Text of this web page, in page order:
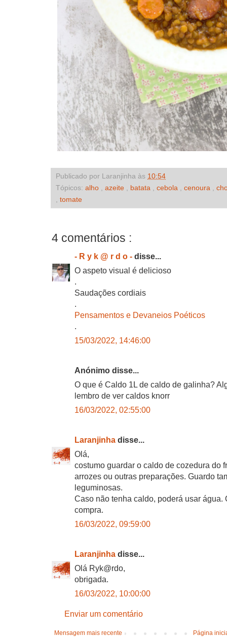
Publicado por Laranjinha às 10:54
Tópicos: alho azeite batata cebola cenoura
tomate
4 comentários :
- R y k @ r d o - disse...
O aspeto visual é delicioso
.
Saudações cordiais
.
Pensamentos e Devaneios Poéticos
.
15/03/2022, 14:46:00
Anónimo disse...
O que é Caldo 1L de caldo de galinha?
lembro de ver caldos knorr
16/03/2022, 02:55:00
Laranjinha disse...
Olá,
costumo guardar o caldo de cozedura do
arrozes ou outras preparações. Guardo
leguminosas.
Caso não tenha caldo, poderá usar água.
compra.
16/03/2022, 09:59:00
Laranjinha disse...
Olá Ryk@rdo,
obrigada.
16/03/2022, 10:00:00
Enviar um comentário
Mensagem mais recente Página